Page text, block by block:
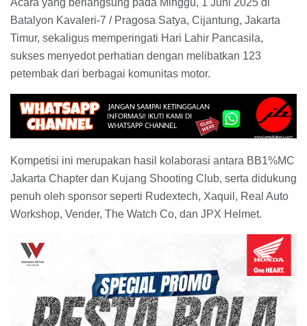
Acara yang berlangsung pada Minggu, 1 Juni 2025 di
Batalyon Kavaleri-7 / Pragosa Satya, Cijantung, Jakarta
Timur, sekaligus memperingati Hari Lahir Pancasila,
sukses menyedot perhatian dengan melibatkan 123
petembak dari berbagai komunitas motor.
Kompetisi ini merupakan hasil kolaborasi antara BB1%MC
Jakarta Chapter dan Kujang Shooting Club, serta didukung
penuh oleh sponsor seperti Rudextech, Xaquil, Real Auto
Workshop, Vender, The Watch Co, dan JPX Helmet.